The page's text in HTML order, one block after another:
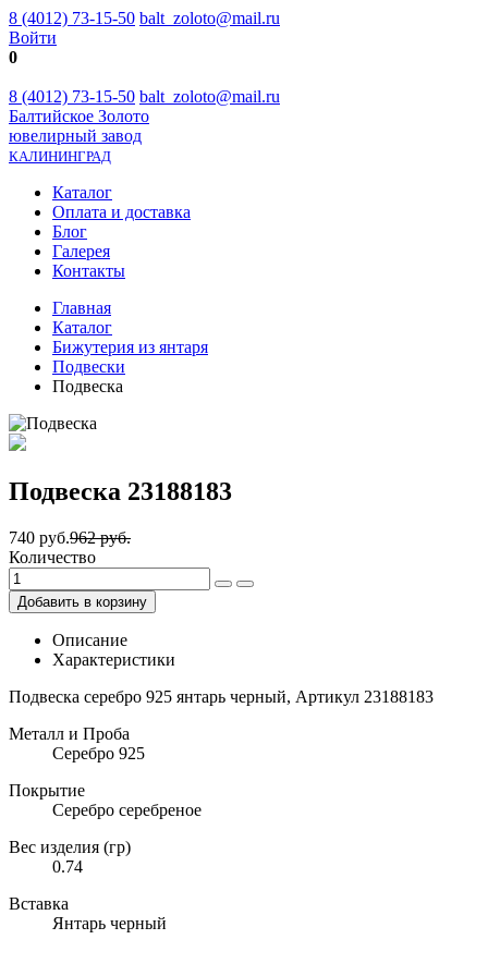
8 (4012) 73-15-50 balt_zoloto@mail.ru
Войти
0
8 (4012) 73-15-50 balt_zoloto@mail.ru
Балтийское Золото
ювелирный завод
КАЛИНИНГРАД
Каталог
Оплата и доставка
Блог
Галерея
Контакты
Главная
Каталог
Бижутерия из янтаря
Подвески
Подвеска
Подвеска 23188183
740 руб.962 руб.
Количество
Добавить в корзину
Описание
Характеристики
Подвеска серебро 925 янтарь черный, Артикул 23188183
Металл и Проба
Серебро 925
Покрытие
Серебро серебреное
Вес изделия (гр)
0.74
Вставка
Янтарь черный